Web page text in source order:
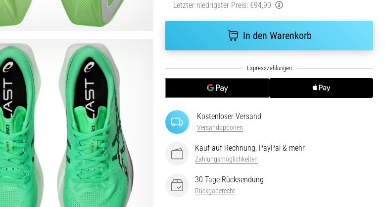
Letzter niedrigster Preis: €94,90
In den Warenkorb
Kostenloser Versand
Versandoptionen
Kauf auf Rechnung, PayPal & mehr
Zahlungsmöglichkeiten
30 Tage Rücksendung
Rückgaberecht